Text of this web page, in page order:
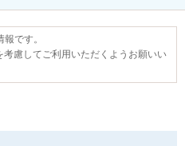
です。
慮してご利用いただくようお願いい